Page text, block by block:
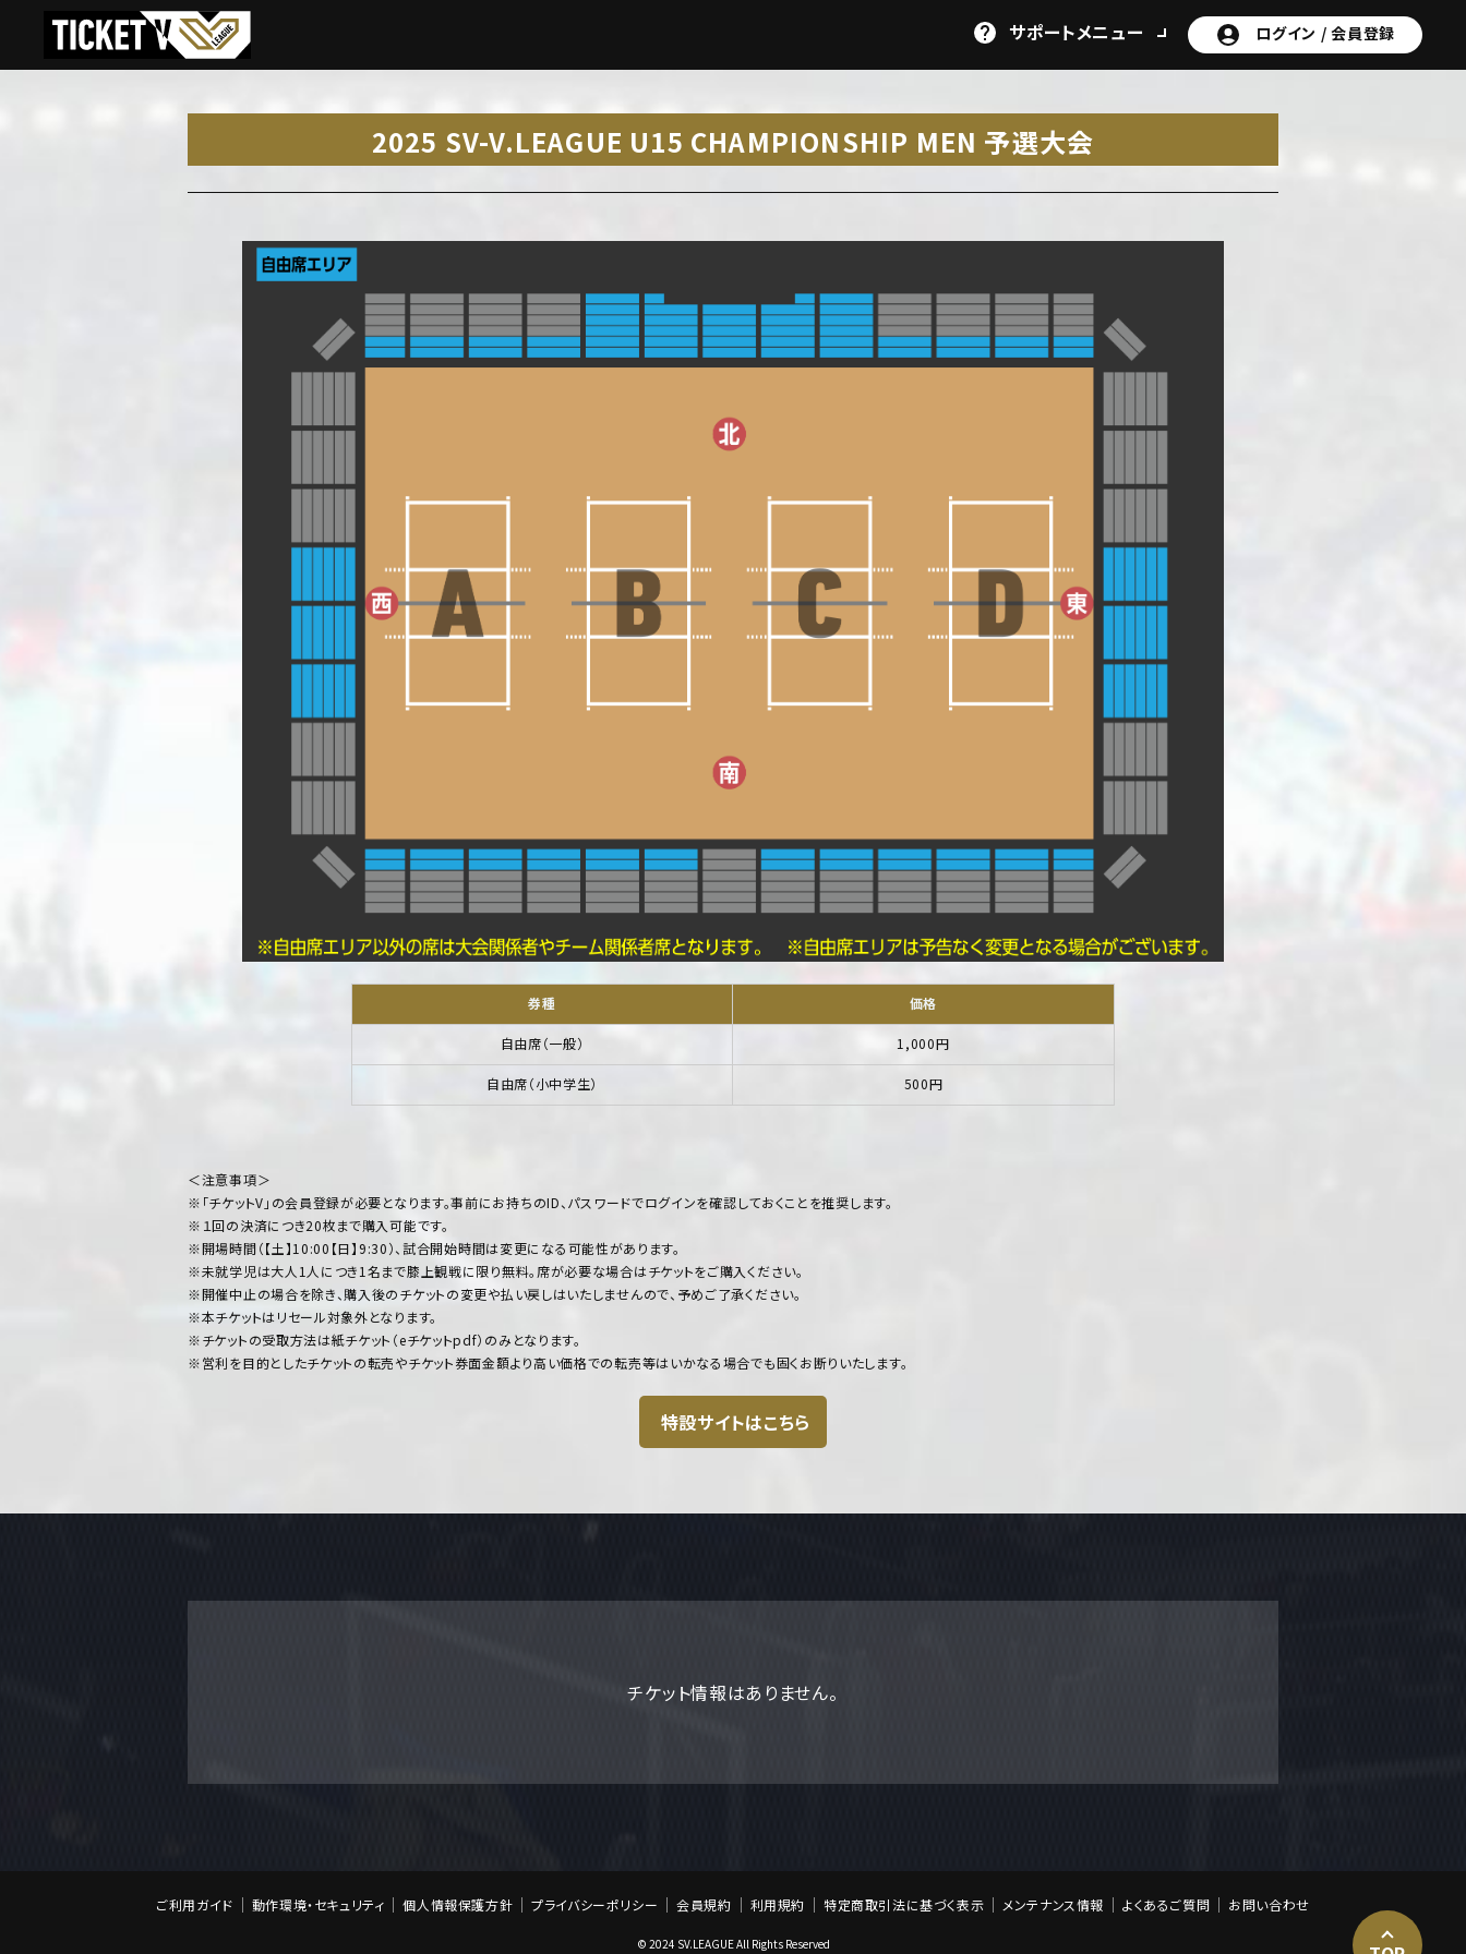
サポートメニュー ログイン /会員登録
2025 SV-V.LEAGUE U15 CHAMPIONSHIP MEN 予選大会
券種 価格
自由席（一般） 1,000円
自由席（小中学生） 500円
＜注意事項＞
※「チケットV」の会員登録が必要となります。事前にお持ちのID、パスワードでログインを確認しておくことを推奨します。
※１回の決済につき20枚まで購入可能です。
※開場時間（【土】10:00【日】9:30）、試合開始時間は変更になる可能性があります。
※未就学児は大人1人につき1名まで膝上観戦に限り無料。席が必要な場合はチケットをご購入ください。
※開催中止の場合を除き、購入後のチケットの変更や払い戻しはいたしませんので、予めご了承ください。
※本チケットはリセール対象外となります。
※チケットの受取方法は紙チケット（eチケットpdf）のみとなります。
※営利を目的としたチケットの転売やチケット券面金額より高い価格での転売等はいかなる場合でも固くお断りいたします。
特設サイトはこちら
チケット情報はありません。
ご利用ガイド 動作環境・セキュリティ 個人情報保護方針 プライバシーポリシー 会員規約 利用規約 特定商取引法に基づく表示 メンテナンス情報 よくあるご質問 お問い合わせ
© 2024 SV.LEAGUE All Rights Reserved